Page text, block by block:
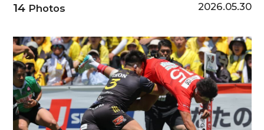
14Photos 2026.05.30